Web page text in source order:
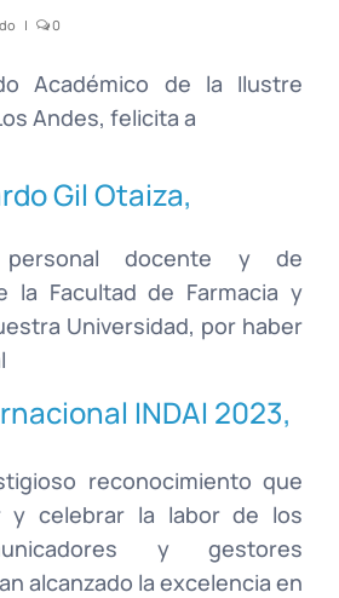
| 0
Académico de la Ilustre
Andes, felicita a
Gil Otaiza,
docente y de
la Facultad de Farmacia y
Universidad, por haber
INDAI 2023,
reconocimiento que
y celebrar la labor de los
y gestores
alcanzado la excelencia en